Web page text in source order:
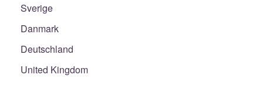
Sverige
Danmark
Deutschland
United Kingdom